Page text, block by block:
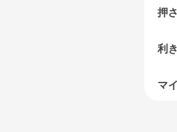
押
利
マ